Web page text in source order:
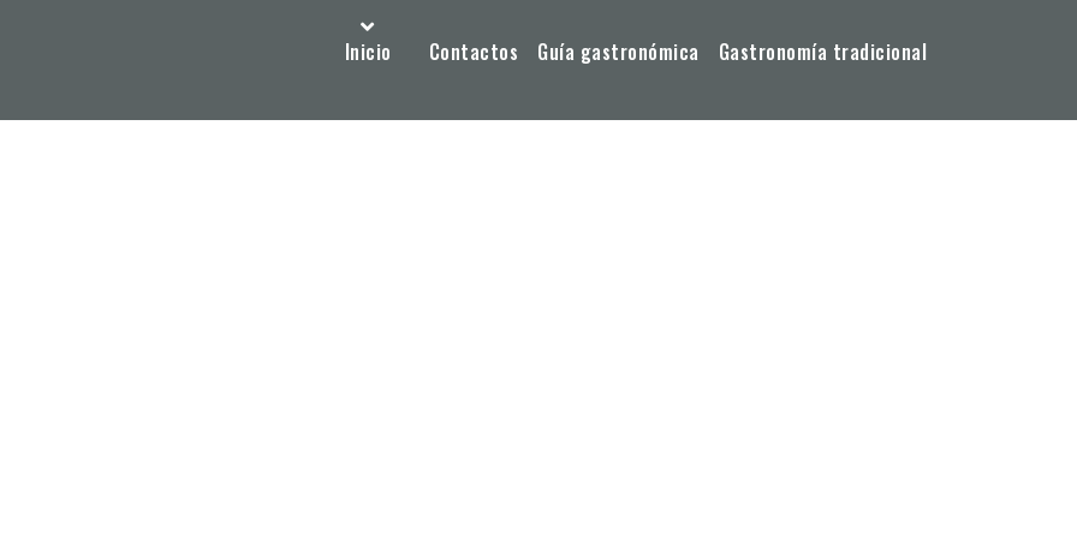
Inicio Contactos Guía gastronómica Gastronomía tradicional